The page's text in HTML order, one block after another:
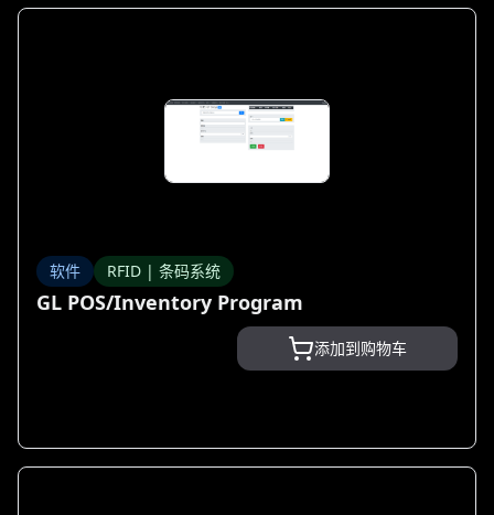
软件 RFID | 条码系统
GL POS/Inventory Program
添加到购物车